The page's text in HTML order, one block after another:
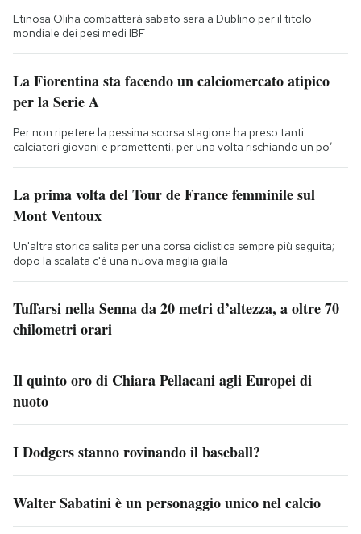
Etinosa Oliha combatterà sabato sera a Dublino per il titolo
mondiale dei pesi medi IBF
La Fiorentina sta facendo un calciomercato atipico
per la Serie A
Per non ripetere la pessima scorsa stagione ha preso tanti
calciatori giovani e promettenti, per una volta rischiando un po’
La prima volta del Tour de France femminile sul
Mont Ventoux
Un'altra storica salita per una corsa ciclistica sempre più seguita;
dopo la scalata c'è una nuova maglia gialla
Tuffarsi nella Senna da 20 metri d’altezza, a oltre 70
chilometri orari
Il quinto oro di Chiara Pellacani agli Europei di
nuoto
I Dodgers stanno rovinando il baseball?
Walter Sabatini è un personaggio unico nel calcio